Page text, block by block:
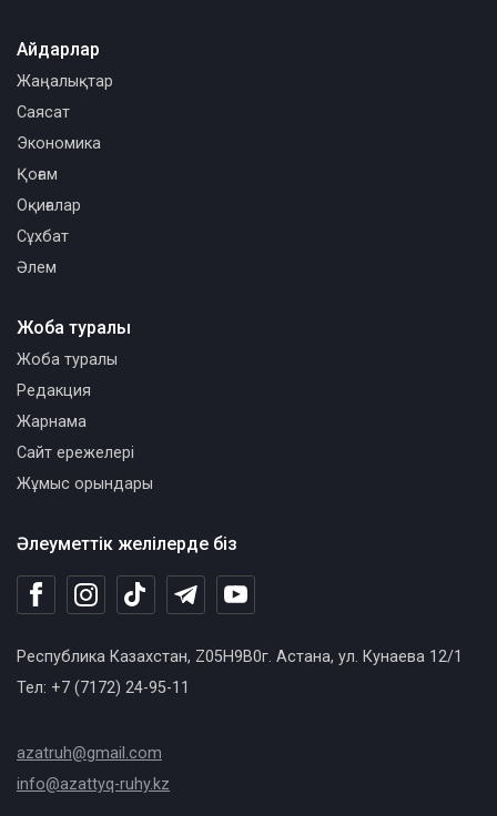
Әлеуметтік желілерде біз
Республика Казахстан, Z05H9B0г. Астана, ул. Кунаева 12/1
Тел: +7 (7172) 24-95-11
azatruh@gmail.com
info@azattyq-ruhy.kz
Айдарлар
Жаңалықтар
Саясат
Экономика
Қоғам
Оқиғалар
Сұхбат
Әлем
Жоба туралы
Жоба туралы
Редакция
Жарнама
Сайт ережелері
Жұмыс орындары